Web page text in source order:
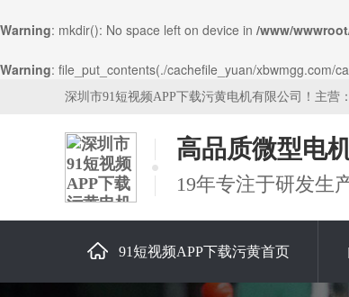
Warning: mkdir(): No space left on device in /www/
Warning: file_put_contents(./cachefile_yuan/xbwmgg.com/
深圳市91短视频APP下载污黄电机有限公司！主营
高品质微型电
19年专注于研发生
91短视频APP下载污黄首页